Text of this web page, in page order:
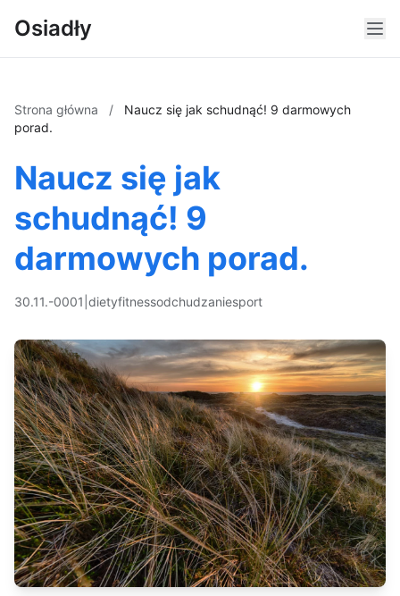
Osiadły
Strona główna /
Naucz się jak schudnąć! 9 darmowych
porad.
Naucz się jak
schudnąć! 9
darmowych porad.
30.11.-0001 dietyfitnessodchudzaniesport